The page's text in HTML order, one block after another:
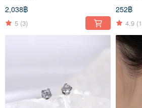
2,038฿
5 (3)
252฿
4.9